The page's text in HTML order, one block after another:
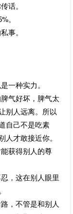
话。
。
事。
一种实力。
气好坏，脾气太
别人远离。所以
自己不是吃素
才敢接近你。
获得别人的尊
，这在别人眼里
，不管是和别人